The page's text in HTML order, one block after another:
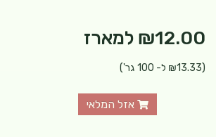
₪12.00 למארז
(₪13.33 ל- 100 גר')
אזל המלאי